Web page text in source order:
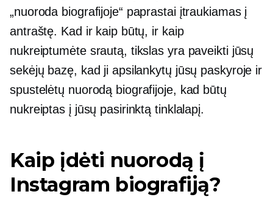
„nuoroda biografijoje“ paprastai įtraukiamas į
antraštę. Kad ir kaip būtų, ir kaip
nukreiptumėte srautą, tikslas yra paveikti jūsų
sekėjų bazę, kad ji apsilankytų jūsų paskyroje ir
spustelėtų nuorodą biografijoje, kad būtų
nukreiptas į jūsų pasirinktą tinklalapį.
Kaip įdėti nuorodą į
Instagram biografiją?